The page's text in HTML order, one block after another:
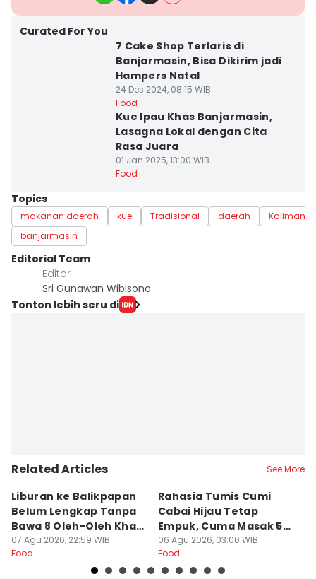
Curated For You
7 Cake Shop Terlaris di
Banjarmasin, Bisa Dikirim jadi
Hampers Natal
24 Des 2024, 08:15 WIB
Food
Kue Ipau Khas Banjarmasin,
Lasagna Lokal dengan Cita
Rasa Juara
01 Jan 2025, 13:00 WIB
Food
Topics
makanan daerah kue Tradisional daerah
banjarmasin
Editorial Team
Editor
Sri Gunawan Wibisono
Tonton lebih seru di
Related Articles See More
Liburan ke Balikpapan
Belum Lengkap Tanpa
Bawa 8 Oleh-Oleh Khas
Ini
07 Agu 2026, 22:59 WIB
Food
Rahasia Tumis Cumi
Cabai Hijau Tetap
Empuk, Cuma Masak 5
Menit!
06 Agu 2026, 03:00 WIB
Food